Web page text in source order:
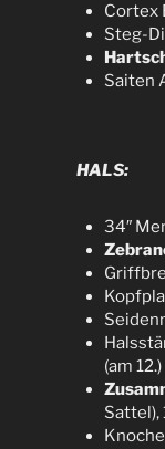
Cortex
Steg-
Saiten
HALS:
34″
(am 12.)
Sattel),